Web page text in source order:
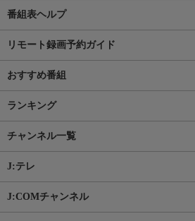
番組表ヘルプ
リモート録画予約ガイド
おすすめ番組
ランキング
チャンネル一覧
J:テレ
J:COMチャンネル